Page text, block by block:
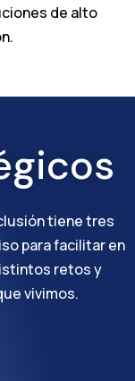
de alto
tiene tres
para facilitar en
retos y
vivimos.